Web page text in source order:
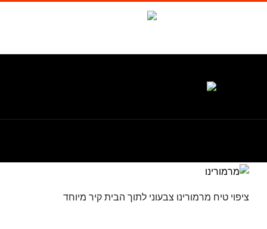
דלג
ציפוי טיח מרמורינו צבעוני לתוך הבית קיר מיוחד